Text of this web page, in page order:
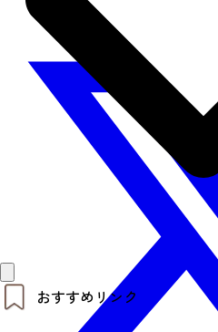
おすすめリンク